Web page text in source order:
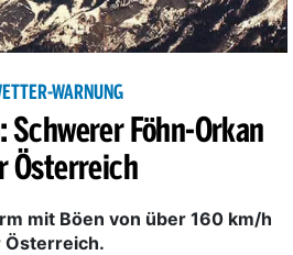
WARNUNG
Föhn-Orkan
Österreich
mit Böen von über 160 km/h
Österreich.